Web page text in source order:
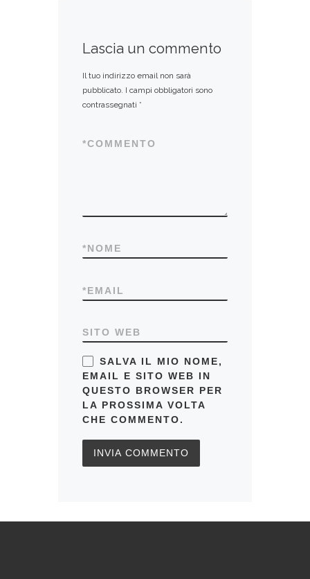
Lascia un commento
Il tuo indirizzo email non sarà
pubblicato. I campi obbligatori sono
contrassegnati *
COMMENTO
*
NOME
*
EMAIL
*
SITO WEB
SALVA IL MIO NOME,
EMAIL E SITO WEB IN
QUESTO BROWSER PER
LA PROSSIMA VOLTA
CHE COMMENTO.